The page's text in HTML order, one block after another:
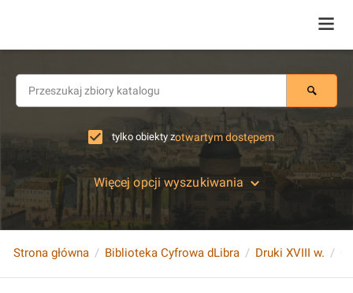
tylko obiekty zotwartym dostępem
Więcej opcji wyszukiwania
Strona główna Biblioteka Cyfrowa dLibra Druki XVIII w.